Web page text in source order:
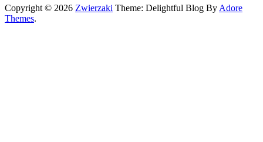
Copyright © 2026 Zwierzaki Theme: Delightful Blog By Adore
Themes.